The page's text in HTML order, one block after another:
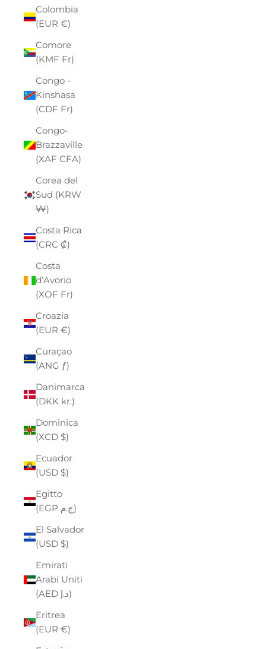
Colombia
(EUR €)
Comore
(KMF Fr)
Congo -
Kinshasa
(CDF Fr)
Congo-
Brazzaville
(XAF CFA)
Corea del
Sud (KRW
₩)
Costa Rica
(CRC ₡)
Costa
d’Avorio
(XOF Fr)
Croazia
(EUR €)
Curaçao
(ANG ƒ)
Danimarca
(DKK kr.)
Dominica
(XCD $)
Ecuador
(USD $)
Egitto
(EGP ج.م)
El Salvador
(USD $)
Emirati
Arabi Uniti
(AED د.إ)
Eritrea
(EUR €)